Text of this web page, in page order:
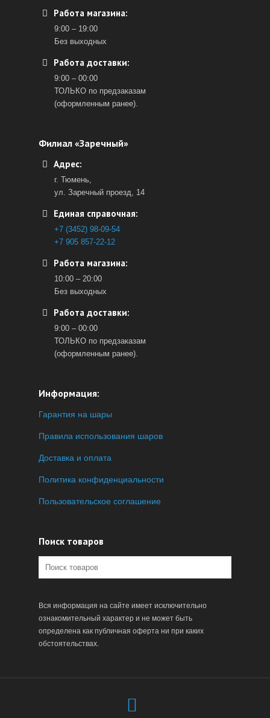
Работа магазина:
9:00 – 19:00
Без выходных
Работа доставки:
9:00 – 00:00
ТОЛЬКО по предзаказам
(оформленным ранее).
Филиал «Заречный»
Адрес:
г. Тюмень,
ул. Заречный проезд, 14
Единая справочная:
+7 (3452) 98-09-54
+7 905 857-22-12
Работа магазина:
10:00 – 20:00
Без выходных
Работа доставки:
9:00 – 00:00
ТОЛЬКО по предзаказам
(оформленным ранее).
Информация:
Гарантия на шары
Правила использования шаров
Доставка и оплата
Политика конфиденциальности
Пользовательское соглашение
Поиск товаров
Вся информация на сайте имеет исключительно
ознакомительный характер и не может быть
определена как публичная оферта ни при каких
обстоятельствах.